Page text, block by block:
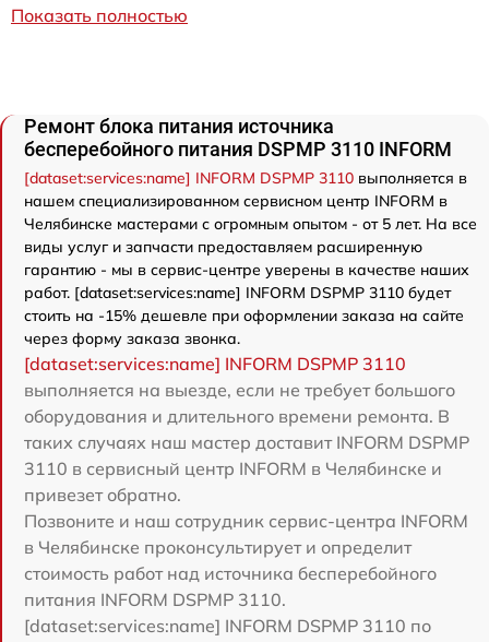
Показать полностью
Ремонт блока питания источника
бесперебойного питания DSPMP 3110 INFORM
[dataset:services:name] INFORM DSPMP 3110 выполняется в
нашем специализированном сервисном центр INFORM в
Челябинске мастерами с огромным опытом - от 5 лет. На все
виды услуг и запчасти предоставляем расширенную
гарантию - мы в сервис-центре уверены в качестве наших
работ. [dataset:services:name] INFORM DSPMP 3110 будет
стоить на -15% дешевле при оформлении заказа на сайте
через форму заказа звонка.
[dataset:services:name] INFORM DSPMP 3110
выполняется на выезде, если не требует большого
оборудования и длительного времени ремонта. В
таких случаях наш мастер доставит INFORM DSPMP
3110 в сервисный центр INFORM в Челябинске и
привезет обратно.
Позвоните и наш сотрудник сервис-центра INFORM
в Челябинске проконсультирует и определит
стоимость работ над источника бесперебойного
питания INFORM DSPMP 3110.
[dataset:services:name] INFORM DSPMP 3110 по